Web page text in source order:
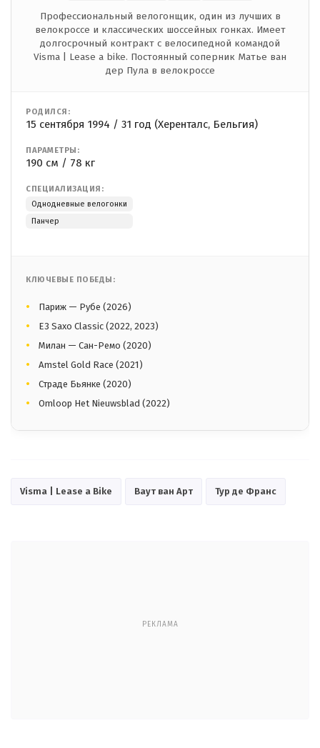
Профессиональный велогонщик, один из лучших в
велокроссе и классических шоссейных гонках. Имеет
долгосрочный контракт с велосипедной командой
Visma | Lease a bike. Постоянный соперник Матье ван
дер Пула в велокроссе
РОДИЛСЯ:
15 сентября 1994 / 31 год (Херенталс, Бельгия)
ПАРАМЕТРЫ:
190 см / 78 кг
СПЕЦИАЛИЗАЦИЯ:
Однодневные велогонки
Панчер
КЛЮЧЕВЫЕ ПОБЕДЫ:
Париж — Рубе (2026)
E3 Saxo Classic (2022, 2023)
Милан — Сан-Ремо (2020)
Amstel Gold Race (2021)
Страде Бьянке (2020)
Omloop Het Nieuwsblad (2022)
Visma | Lease a Bike Ваут ван Арт Тур де Франс
РЕКЛАМА